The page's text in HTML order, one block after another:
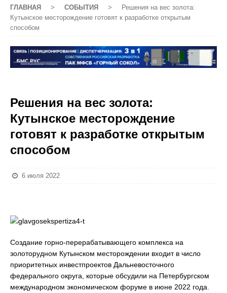
ГЛАВНАЯ > СОБЫТИЯ >
Решения на вес золота:
Кутынское месторождение готовят к разработке открытым
способом
Решения на вес золота:
Кутынское месторождение
готовят к разработке открытым
способом
6 июля 2022
Создание горно-перерабатывающего комплекса на
золоторудном Кутынском месторождении входит в число
приоритетных инвестпроектов Дальневосточного
федерального округа, которые обсудили на Петербургском
международном экономическом форуме в июне 2022 года.